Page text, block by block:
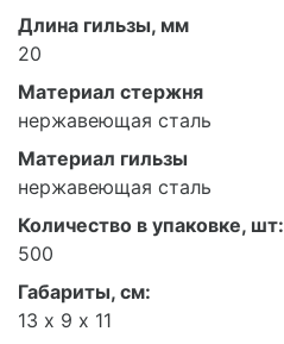
Длина гильзы, мм
20
Материал стержня
нержавеющая сталь
Материал гильзы
нержавеющая сталь
Количество в упаковке, шт:
500
Габариты, см:
13 х 9 х 11